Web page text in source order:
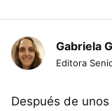
Gabriela
Editora
Después de